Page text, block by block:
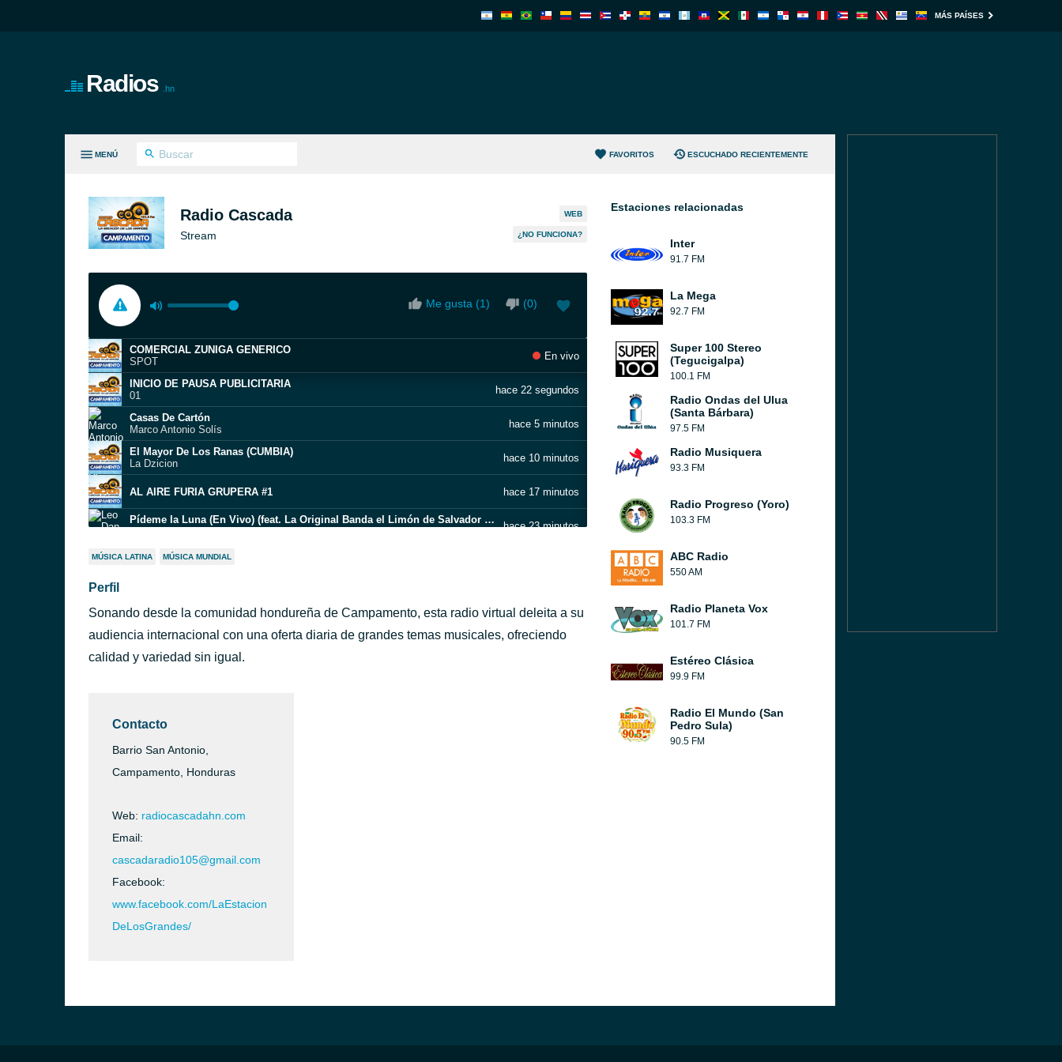
MÁS PAÍSES
Radios .hn
MENÚ FAVORITOS ESCUCHADO RECIENTEMENTE
Radio Cascada
Stream
WEB
¿NO FUNCIONA?
Me gusta (1) (0)
COMERCIAL ZUNIGA GENERICO
SPOT
En vivo
INICIO DE PAUSA PUBLICITARIA
01
hace 22 segundos
Casas De Cartón
Marco Antonio Solís
hace 5 minutos
El Mayor De Los Ranas (CUMBIA)
La Dzicion
hace 10 minutos
AL AIRE FURIA GRUPERA #1 hace 17 minutos
Pídeme la Luna (En Vivo) (feat. La Original Banda el Limón de Salvador Lizárraga)
hace 23 minutos
Corazón De Pobre
Pancho Barraza
hace 36 minutos
VARIEDADES MARTINEZ SPOT
MÚSICA LATINA MÚSICA MUNDIAL
Perfil
Sonando desde la comunidad hondureña de Campamento, esta radio virtual deleita a su
audiencia internacional con una oferta diaria de grandes temas musicales, ofreciendo
calidad y variedad sin igual.
Contacto
Barrio San Antonio,
Campamento, Honduras
Web: radiocascadahn.com
Email:
cascadaradio105@gmail.com
Facebook:
www.facebook.com/LaEstacion
DeLosGrandes/
Estaciones relacionadas
Inter
91.7 FM
La Mega
92.7 FM
Super 100 Stereo
(Tegucigalpa)
100.1 FM
Radio Ondas del Ulua
(Santa Bárbara)
97.5 FM
Radio Musiquera
93.3 FM
Radio Progreso (Yoro)
103.3 FM
ABC Radio
550 AM
Radio Planeta Vox
101.7 FM
Estéreo Clásica
99.9 FM
Radio El Mundo (San
Pedro Sula)
90.5 FM